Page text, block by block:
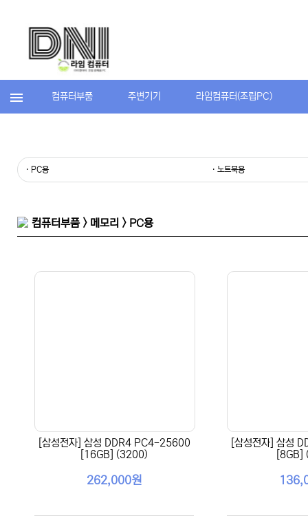
컴퓨터부품 주변기기 라임컴퓨터(조립PC)
· PC용 · 노트북용
컴퓨터부품 > 메모리 > PC용
[삼성전자] 삼성 DDR4 PC4-25600
[16GB] (3200)
262,000원
[삼성전자] 삼성
[8GB]